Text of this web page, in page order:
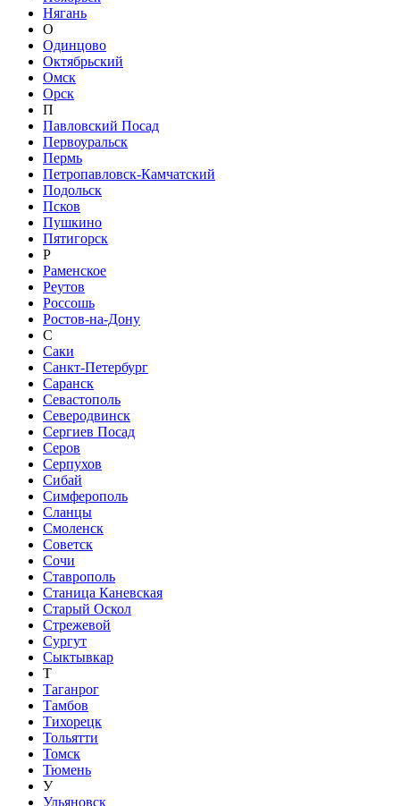
Нягань
О
Одинцово
Октябрьский
Омск
Орск
П
Павловский Посад
Первоуральск
Пермь
Петропавловск-Камчатский
Подольск
Псков
Пушкино
Пятигорск
Р
Раменское
Реутов
Россошь
Ростов-на-Дону
С
Саки
Санкт-Петербург
Саранск
Севастополь
Северодвинск
Сергиев Посад
Серов
Серпухов
Сибай
Симферополь
Сланцы
Смоленск
Советск
Сочи
Ставрополь
Станица Каневская
Старый Оскол
Стрежевой
Сургут
Сыктывкар
Т
Таганрог
Тамбов
Тихорецк
Тольятти
Томск
Тюмень
У
Ульяновск